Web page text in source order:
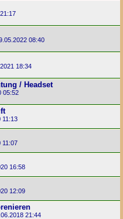
08:40
18:34
/ Headset
05:52
11:13
11:07
16:58
12:09
21:44